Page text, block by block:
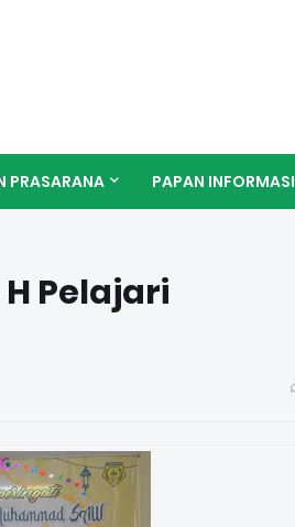
PRASARANA PAPAN INFORMASI
Pelajari